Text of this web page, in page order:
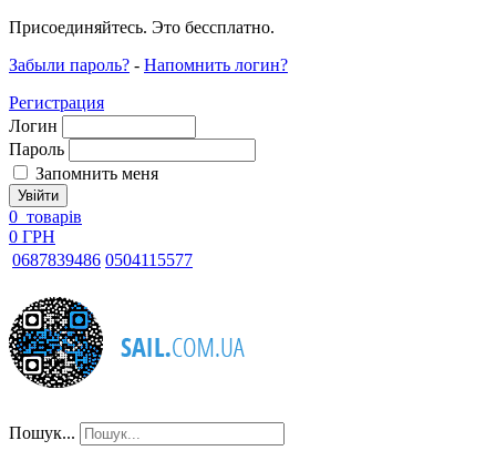
Присоединяйтесь. Это бессплатно.
Забыли пароль? - Напомнить логин?
Регистрация
Логин
Пароль
Запомнить меня
0 товарів
0 ГРН
0687839486 0504115577
Пошук...